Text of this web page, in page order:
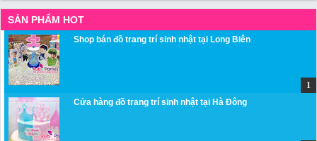
SẢN PHẨM HOT
Shop bán đồ trang trí sinh nhật tại Long Biên
Cửa hàng đồ trang trí sinh nhật tại Hà Đông